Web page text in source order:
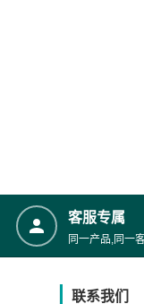
客服专属
同一产品,同一
联系我们